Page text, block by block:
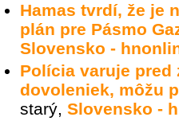
Hamas tvrdí, že je
plán pre Pásmo
Slovensko -
Polícia varuje pred
dovoleniek, môžu
starý, Slovensko -